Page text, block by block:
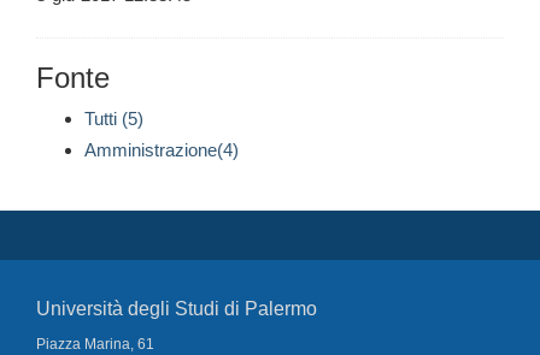
Fonte
Tutti (5)
Amministrazione(4)
Università degli Studi di Palermo
Piazza Marina, 61